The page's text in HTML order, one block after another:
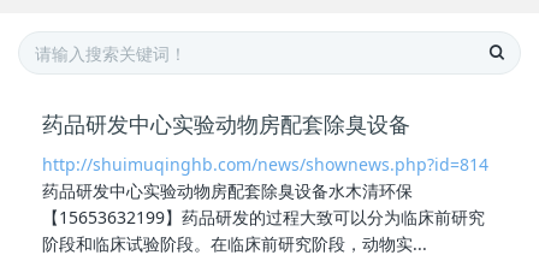
药品研发中心实验动物房配套除臭设备
http://shuimuqinghb.com/news/shownews.php?id=814
药品研发中心实验动物房配套除臭设备水木清环保
【15653632199】药品研发的过程大致可以分为临床前研究
阶段和临床试验阶段。在临床前研究阶段，动物实...